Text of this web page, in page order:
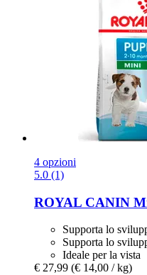
4 opzioni
5.0 (1)
ROYAL CANIN
Supporta lo
Supporta lo
Ideale per la vista
€ 27,99 (€ 14,00 / kg)